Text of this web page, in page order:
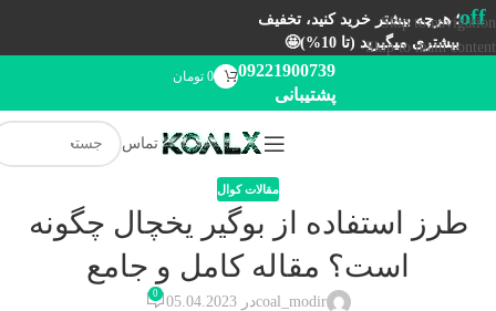
Skip to navigation
Skip to main content
off؛ هرچه بیشتر خرید کنید، تخفیف
بیشتری میگیرید (تا 10%)🤩
09221900739
پشتیبانی
0 تومان
تماس
مقالات کوال
طرز استفاده از بوگیر یخچال چگونه
است؟ مقاله کامل و جامع
coal_modirدر 05.04.2023 0